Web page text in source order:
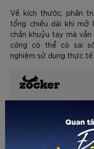
Về kích thước, phần
tổng chiều dài khi mở
chắn khuỷu tay mà
công có thể có sai
nghiệm sử dụng thực tế.
GỬI